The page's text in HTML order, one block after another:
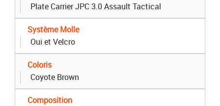
Plate Carrier JPC 3.0 Assault Tactical
Système Molle
Oui et Velcro
Coloris
Coyote Brown
Composition